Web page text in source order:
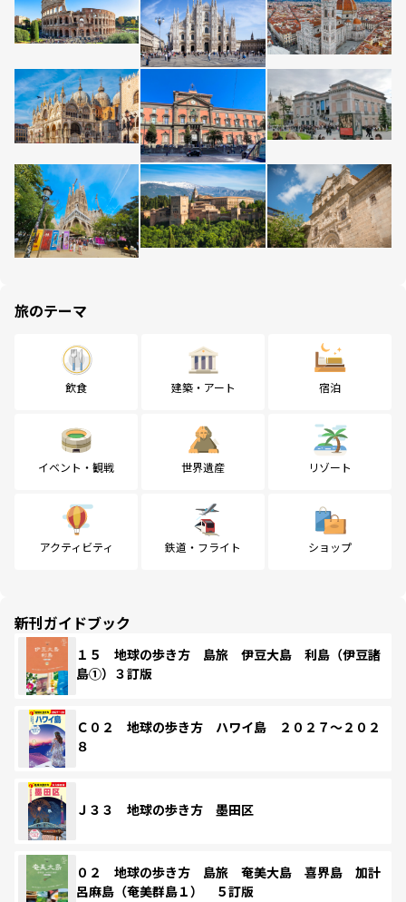
旅のテーマ
飲食 建築・アート 宿泊
イベント・観戦 世界遺産 リゾート
アクティビティ 鉄道・フライト ショップ
新刊ガイドブック
１５ 地球の歩き方 島旅 伊豆大島 利島（伊豆諸
島①）３訂版
Ｃ０２ 地球の歩き方 ハワイ島 ２０２７～２０２
８
Ｊ３３ 地球の歩き方 墨田区
０２ 地球の歩き方 島旅 奄美大島 喜界島 加計
呂麻島（奄美群島１） ５訂版